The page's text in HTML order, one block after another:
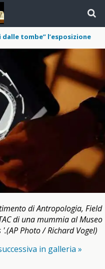
tombe” l’esposizione
di Antropologia, Field
di una mummia al Museo
Photo / Richard Vogel)
in galleria »